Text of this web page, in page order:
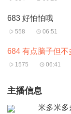
683 好怕怕哦
558 06:51
684 有点脑子但不
1575 06:41
主播信息
米多米多